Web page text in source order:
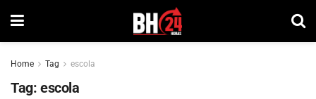
Home Tag escola
Tag: escola